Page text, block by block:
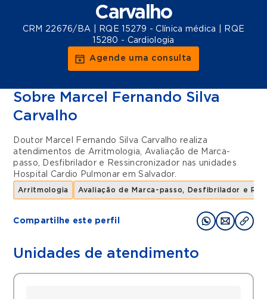
Carvalho
CRM 22676/BA | RQE 15279 - Clínica médica | RQE
15280 - Cardiologia
Agende uma consulta
Sobre Marcel Fernando Silva
Carvalho
Doutor Marcel Fernando Silva Carvalho realiza
atendimentos de Arritmologia, Avaliação de Marca-
passo, Desfibrilador e Ressincronizador nas unidades
Hospital Cardio Pulmonar emSalvador.
Arritmologia Avaliação de Marca-passo, Desfibrilador e
Compartilhe este perfil
Unidades de atendimento